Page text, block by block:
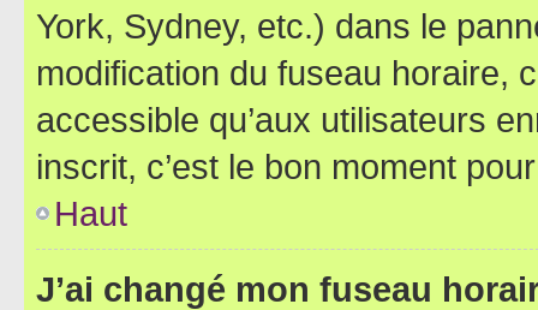
York, Sydney, etc.) dans le
modification du fuseau horaire,
accessible qu’aux utilisateurs
inscrit, c’est le bon moment
Haut
J’ai changé mon fuseau